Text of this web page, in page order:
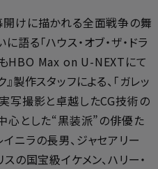
けに描かれる全面戦争の舞
る「ハウス・オブ・ザ・ドラ
HBO Max on U-NEXTにて
製作スタッフによる、「ガレッ
写撮影と卓越したCG技術の
心とした“黒装派”の俳優た
ニラの長男、ジャセアリー
の国宝級イケメン、ハリー・